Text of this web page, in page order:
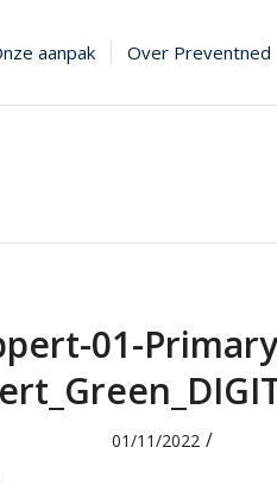
aanpak Over Preventned
01-
01/11/2022 /